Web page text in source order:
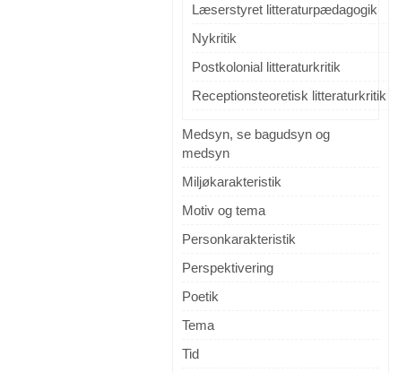
Læserstyret litteraturpædagogik
Nykritik
Postkolonial litteraturkritik
Receptionsteoretisk litteraturkritik
Medsyn, se bagudsyn og
medsyn
Miljøkarakteristik
Motiv og tema
Personkarakteristik
Perspektivering
Poetik
Tema
Tid